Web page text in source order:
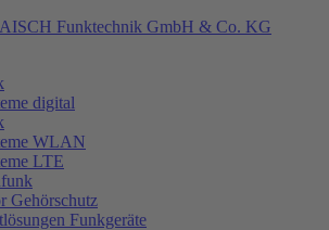
digital
WLAN
LTE
Gehörschutz
Funkgeräte